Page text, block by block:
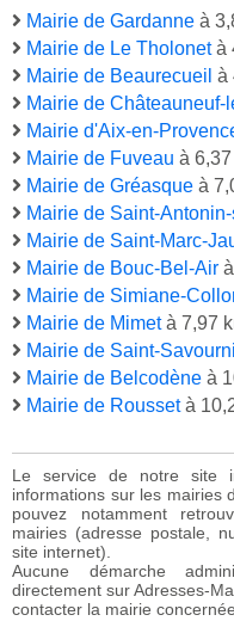
Mairie de Gardanne à
Mairie de Le Tholonetà
Mairie de Beaurecueil à
Mairie de Châteauneuf-
Mairie d'Aix-en-
Mairie de Fuveau à
Mairie de Gréasque à
Mairie de Saint-
Mairie de Saint-Marc-
Mairie de Bouc-Bel-Air
Mairie de Simiane-
Mairie de Mimetà 7,97
Mairie de Saint-
Mairie de Belcodène à
Mairie de Roussetà
Le service de notre site
informations sur les mairies
pouvez notamment
mairies (adresse postale,
site internet).
Aucune démarche
directement sur Adresses-
contacter la mairie